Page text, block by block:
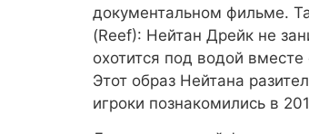
документальном фильме.
(Reef): Нейтан Дрейк не
охотится под водой
Этот образ Нейтана
игроки познакомились в